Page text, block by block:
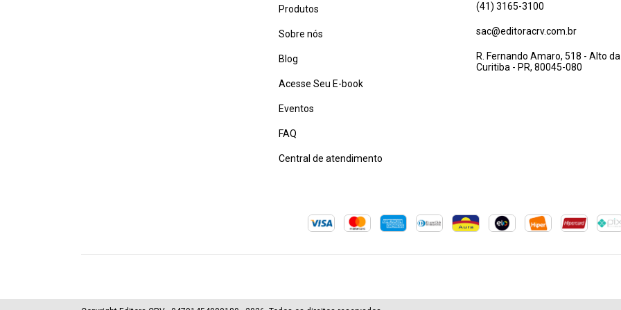
Produtos
Sobre nós
Blog
Acesse Seu E-book
Eventos
FAQ
Central de atendimento
(41) 3165-3100
sac@editoracrv.com.br
R. Fernando Amaro, 518 - Alto da
Curitiba - PR, 80045-080